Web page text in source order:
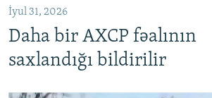
İyul 31, 2026
Daha bir AXCP fəalının
saxlandığı bildirilir